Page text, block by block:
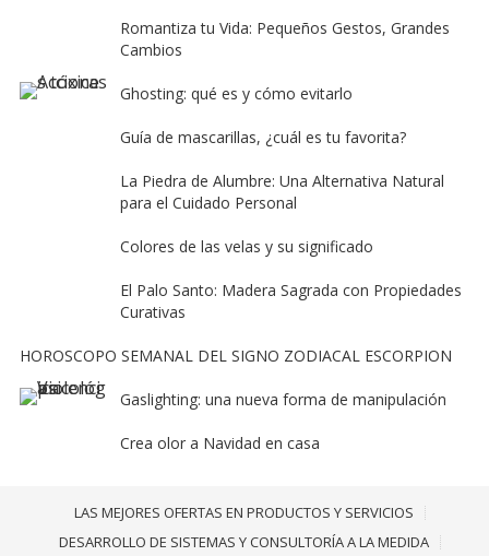
Romantiza tu Vida: Pequeños Gestos, Grandes
Cambios
Ghosting: qué es y cómo evitarlo
Guía de mascarillas, ¿cuál es tu favorita?
La Piedra de Alumbre: Una Alternativa Natural
para el Cuidado Personal
Colores de las velas y su significado
El Palo Santo: Madera Sagrada con Propiedades
Curativas
HOROSCOPO SEMANAL DEL SIGNO ZODIACAL ESCORPION
Gaslighting: una nueva forma de manipulación
Crea olor a Navidad en casa
LAS MEJORES OFERTAS EN PRODUCTOS Y SERVICIOS
DESARROLLO DE SISTEMAS Y CONSULTORÍA A LA MEDIDA